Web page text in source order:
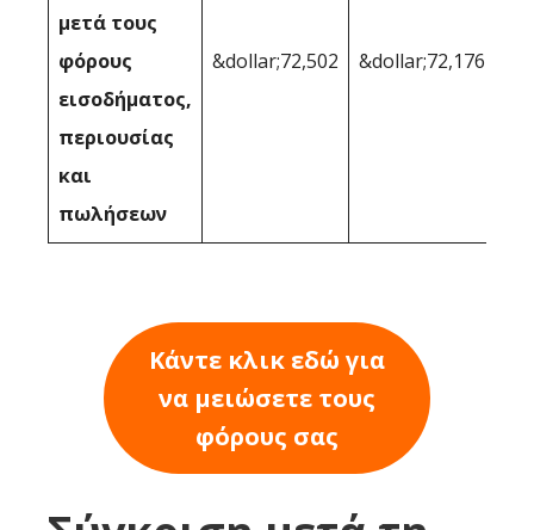
μετά τους
φόρους
εισοδήματος,
περιουσίας
και
πωλήσεων
&dollar;72,502 &dollar;72,176
Κάντε κλικ εδώ για
να μειώσετε τους
φόρους σας